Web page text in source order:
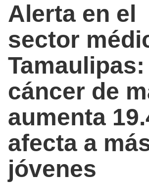
Alerta en el
sector
Tamaulipas:
cáncer de
aumenta
afecta a
jóvenes